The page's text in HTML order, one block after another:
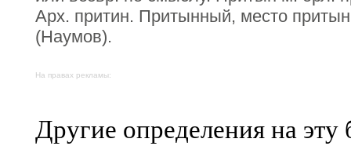
Арх. притин. Притынный, место
(Наумов).
На правах рекламы:
Другие определения на эту